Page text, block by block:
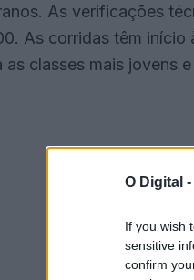
O Digital -
If you wish
sensitive
confirm
As verificações
As corridas têm
classes mais jovens